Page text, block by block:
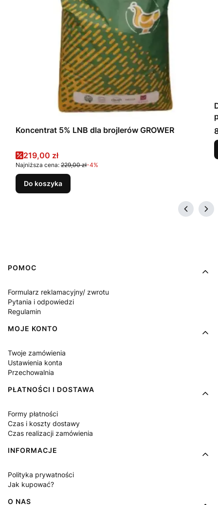
Koncentrat 5% LNB dla brojlerów GROWER
Cena promocyjna
219,00 zł
Najniższa cena: 229,00 zł-4%
Do koszyka
Linki w stopce
POMOC
Formularz reklamacyjny/ zwrotu
Pytania i odpowiedzi
Regulamin
MOJE KONTO
Twoje zamówienia
Ustawienia konta
Przechowalnia
PŁATNOŚCI I DOSTAWA
Formy płatności
Czas i koszty dostawy
Czas realizacji zamówienia
INFORMACJE
Polityka prywatności
Jak kupować?
O NAS